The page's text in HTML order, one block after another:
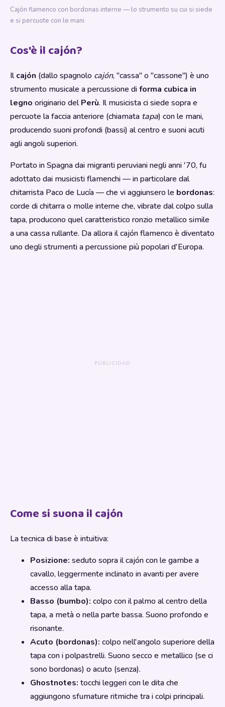
Cajón flamenco con bordonas interne — lo strumento su cui si siede
e si percuote con le mani
Cos'è il cajón?
Ilcajón (dallo spagnolo cajón, "cassa" o "cassone") è uno
strumento musicale a percussione diforma cubica in
legno originario delPerù. Il musicista ci siede sopra e
percuote la faccia anteriore (chiamata tapa) con le mani,
producendo suoni profondi (bassi) al centro e suoni acuti
agli angoli superiori.
Portato in Spagna dai migranti peruviani negli anni '70, fu
adottato dai musicisti flamenchi — in particolare dal
chitarrista Paco de Lucía — che vi aggiunsero le bordonas:
corde di chitarra o molle interne che, vibrate dal colpo sulla
tapa, producono quel caratteristico ronzio metallico simile
a una cassa rullante. Da allora il cajón flamenco è diventato
uno degli strumenti a percussione più popolari d'Europa.
Come si suona il cajón
La tecnica di base è intuitiva:
Posizione: seduto sopra il cajón con le gambe a
cavallo, leggermente inclinato in avanti per avere
accesso alla tapa.
Basso (bumbo): colpo con il palmo al centro della
tapa, a metà o nella parte bassa. Suono profondo e
risonante.
Acuto (bordonas): colpo nell'angolo superiore della
tapa con i polpastrelli. Suono secco e metallico (se ci
sono bordonas) o acuto (senza).
Ghostnotes: tocchi leggeri con le dita che
aggiungono sfumature ritmiche tra i colpi principali.